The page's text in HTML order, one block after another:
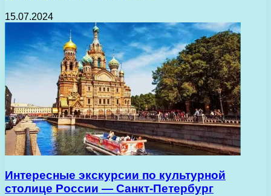
15.07.2024
Интересные экскурсии по культурной
столице России — Санкт-Петербург